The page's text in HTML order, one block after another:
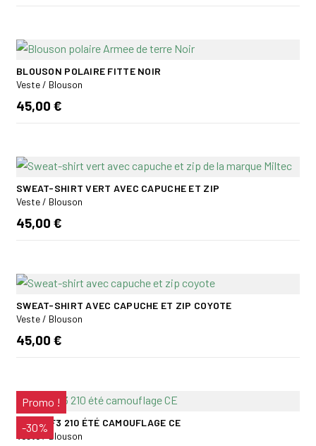
BLOUSON POLAIRE FITTE NOIR
Veste / Blouson
45,00 €
SWEAT-SHIRT VERT AVEC CAPUCHE ET ZIP
Veste / Blouson
45,00 €
SWEAT-SHIRT AVEC CAPUCHE ET ZIP COYOTE
Veste / Blouson
45,00 €
Promo !
-30%
VESTE F3 210 ÉTÉ CAMOUFLAGE CE
Veste / Blouson